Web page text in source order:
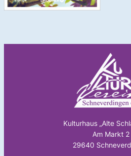
Kulturhaus „Alte
Am Markt 2
29640